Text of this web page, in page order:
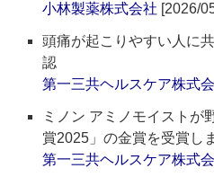
小林製薬株式会社 [2026/
頭痛が起こりやすい人に
認
第一三共ヘルスケア株式
ミノン アミノモイストが
賞2025」の金賞を受賞し
第一三共ヘルスケア株式